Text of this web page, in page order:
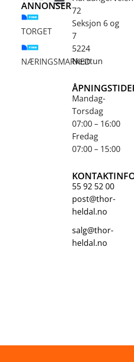
72
Seksjon 6 og
7
5224
Nesttun
Mandag-
Torsdag
07:00 – 16:00
Fredag
07:00 – 15:00
55 92 52 00
post@thor-
heldal.no
salg@thor-
heldal.no
ANNONSER
TORGET
NÆRINGSMARKED